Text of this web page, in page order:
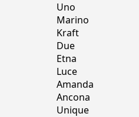
Uno
Marino
Kraft
Due
Etna
Luce
Amanda
Ancona
Unique